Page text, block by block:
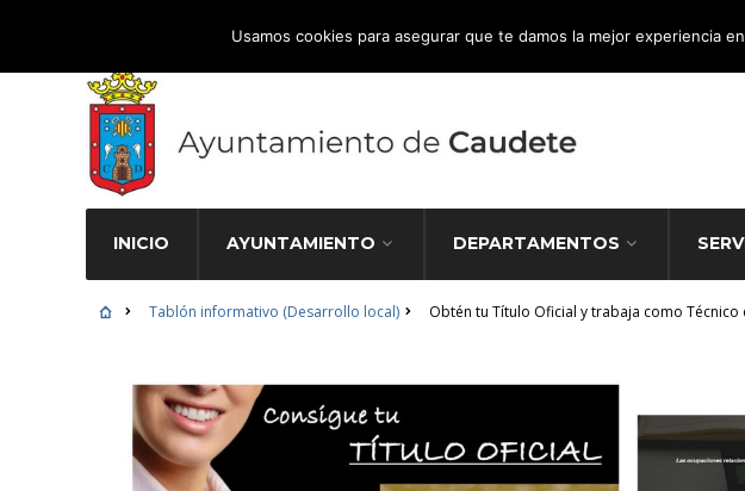
Atención Ciudadana 965 827 000
INICIO AYUNTAMIENTO DEPARTAMENTOS
Tablón informativo (Desarrollo local) Obtén tu Título Oficial y trabaja como Técnico
Usamos cookies para asegurar que te damos la mejor experiencia